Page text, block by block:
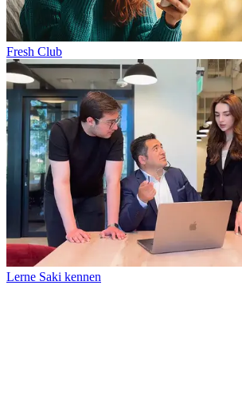
Fresh Club
Lerne Saki kennen